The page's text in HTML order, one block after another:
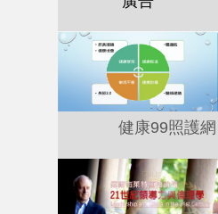
健康99照護網